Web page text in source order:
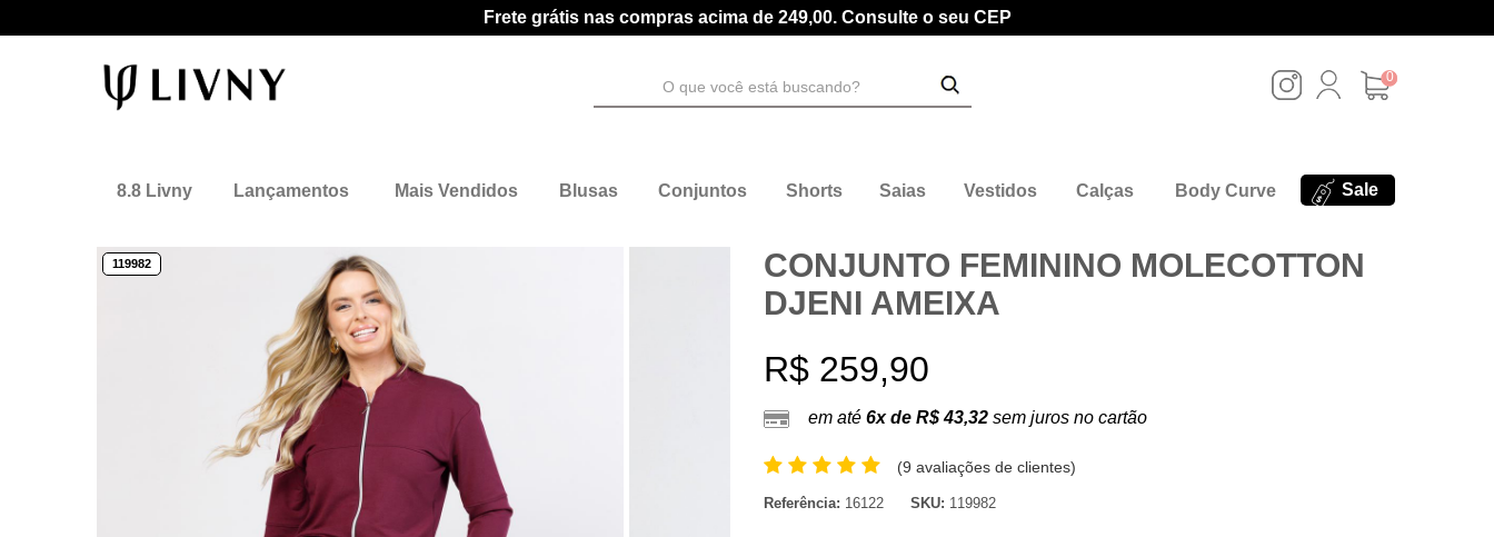
Frete grátis nas compras acima de 249,00. Consulte o seu CEP
0
8.8 Livny Lançamentos Mais Vendidos Blusas Conjuntos Shorts Saias Vestidos Calças Body Curve Sale
119982
CONJUNTO FEMININO MOLECOTTON
DJENI AMEIXA
R$ 259,90
em até 6x de R$ 43,32 sem juros no cartão
(9 avaliações de clientes)
Referência: 16122 SKU: 119982